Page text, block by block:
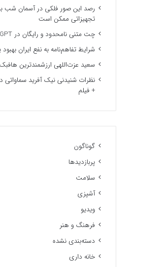
رصد این صور فلکی در آسمان شب
تجهیزاتی ممکن است
چت متنی نامحدود و رایگان در ChatGPT
شرایط تفاهم‌نامه به نفع ایران
سعید عزت‌اللهی ارزشمندترین هافبک
نظرات شنیدنی نیک آفرید سماواتی
+ فیلم
گوناگون
پربازدیدها
سلامت
آشپزی
ویدیو
فرهنگ و هنر
دسته‌بندی نشده
خانه داری